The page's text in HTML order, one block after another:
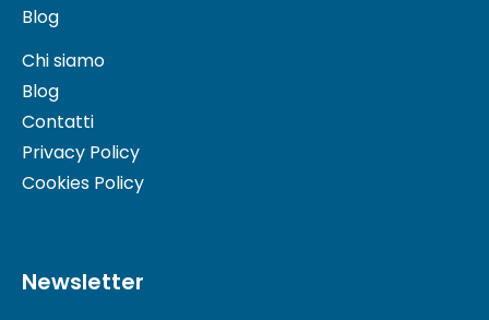
Blog
Chi siamo
Blog
Contatti
Privacy Policy
Cookies Policy
Newsletter